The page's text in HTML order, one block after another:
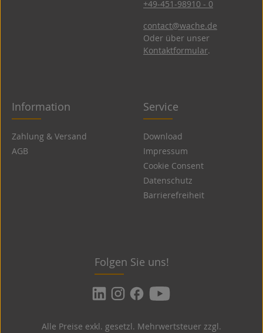
+49-451-98910 - 0
contact@wache.de
Oder über unser
Kontaktformular.
Information
Zahlung & Versand
AGB
Service
Download
Impressum
Cookie Consent
Datenschutz
Barrierefreiheit
Folgen Sie uns!
Alle Preise exkl. gesetzl. Mehrwertsteuer zzgl.